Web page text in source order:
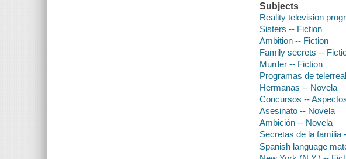
Subjects
Reality television
Sisters -- Fiction
Ambition -- Fiction
Family secrets --
Murder -- Fiction
Programas de
Hermanas -- Novela
Concursos --
Asesinato -- Novela
Ambición -- Novela
Secretas de la familia
Spanish language